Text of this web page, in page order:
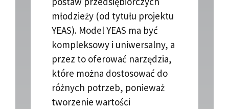
młodzieży (od tytułu projektu
YEAS). Model YEAS ma być
kompleksowy i uniwersalny, a
przez to oferować narzędzia,
które można dostosować do
różnych potrzeb, ponieważ
tworzenie wartości